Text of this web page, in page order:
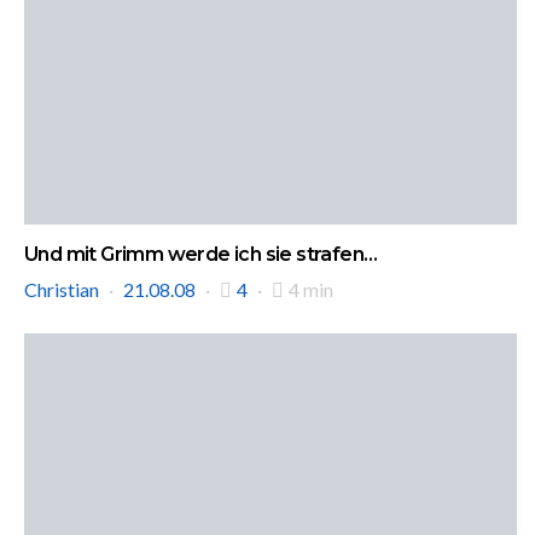
Und mit Grimm werde ich sie strafen…
Christian
21.08.08 4 4 min